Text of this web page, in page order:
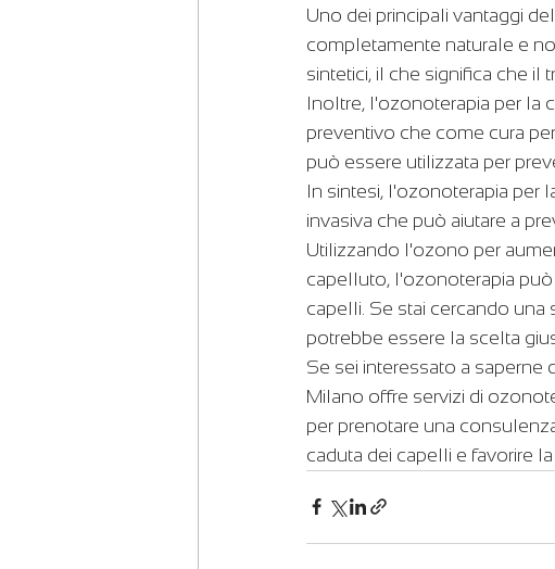
Uno dei principali vantaggi
completamente naturale e
sintetici, il che significa che il
Inoltre, l'ozonoterapia per la
preventivo che come cura
può essere utilizzata per
In sintesi, l'ozonoterapia per
invasiva che può aiutare a
Utilizzando l'ozono per
capelluto, l'ozonoterapia
capelli. Se stai cercando
potrebbe essere la scelta
Se sei interessato a saperne
Milano offre servizi di
per prenotare una
caduta dei capelli e favorire